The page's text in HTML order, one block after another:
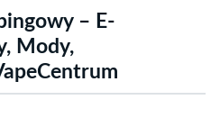
– E-
Mody,